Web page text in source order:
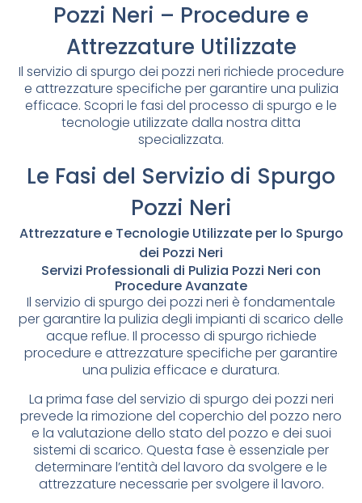
Pozzi Neri – Procedure e
Attrezzature Utilizzate
Il servizio di spurgo dei pozzi neri richiede procedure
e attrezzature specifiche per garantire una pulizia
efficace. Scopri le fasi del processo di spurgo e le
tecnologie utilizzate dalla nostra ditta
specializzata.
Le Fasi del Servizio di Spurgo
Pozzi Neri
Attrezzature e Tecnologie Utilizzate per lo Spurgo
dei Pozzi Neri
Servizi Professionali di Pulizia Pozzi Neri con
Procedure Avanzate
Il servizio di spurgo dei pozzi neri è fondamentale
per garantire la pulizia degli impianti di scarico delle
acque reflue. Il processo di spurgo richiede
procedure e attrezzature specifiche per garantire
una pulizia efficace e duratura.
La prima fase del servizio di spurgo dei pozzi neri
prevede la rimozione del coperchio del pozzo nero
e la valutazione dello stato del pozzo e dei suoi
sistemi di scarico. Questa fase è essenziale per
determinare l’entità del lavoro da svolgere e le
attrezzature necessarie per svolgere il lavoro.